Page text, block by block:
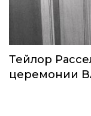
Тейлор
церемонии